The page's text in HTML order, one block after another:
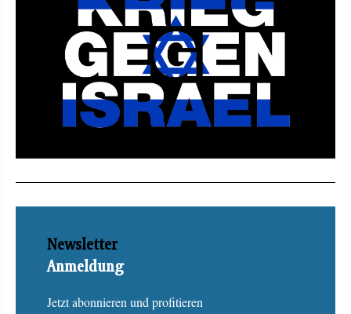
Newsletter
Anmeldung
Jetzt abonnieren und profitieren